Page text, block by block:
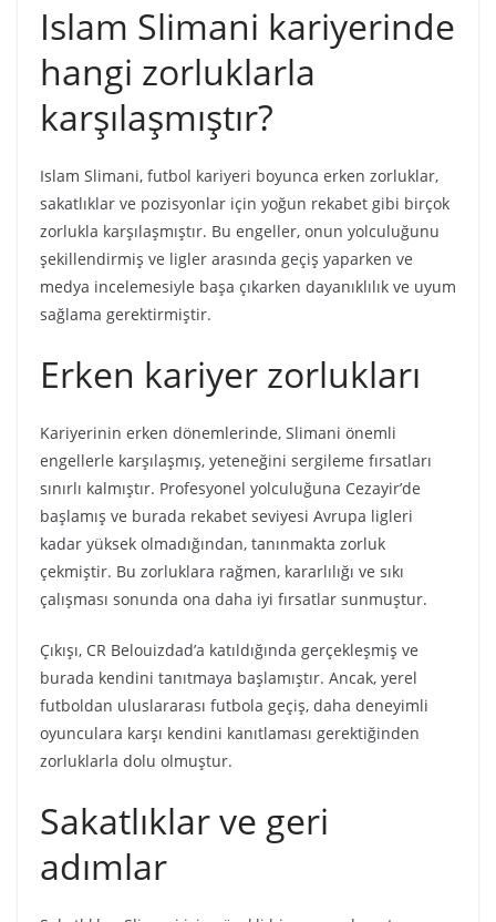
Islam Slimani kariyerinde
hangi zorluklarla
karşılaşmıştır?
Islam Slimani, futbol kariyeri boyunca erken zorluklar,
sakatlıklar ve pozisyonlar için yoğun rekabet gibi birçok
zorlukla karşılaşmıştır. Bu engeller, onun yolculuğunu
şekillendirmiş ve ligler arasında geçiş yaparken ve
medya incelemesiyle başa çıkarken dayanıklılık ve uyum
sağlama gerektirmiştir.
Erken kariyer zorlukları
Kariyerinin erken dönemlerinde, Slimani önemli
engellerle karşılaşmış, yeteneğini sergileme fırsatları
sınırlı kalmıştır. Profesyonel yolculuğuna Cezayir’de
başlamış ve burada rekabet seviyesi Avrupa ligleri
kadar yüksek olmadığından, tanınmakta zorluk
çekmiştir. Bu zorluklara rağmen, kararlılığı ve sıkı
çalışması sonunda ona daha iyi fırsatlar sunmuştur.
Çıkışı, CR Belouizdad’a katıldığında gerçekleşmiş ve
burada kendini tanıtmaya başlamıştır. Ancak, yerel
futboldan uluslararası futbola geçiş, daha deneyimli
oyunculara karşı kendini kanıtlaması gerektiğinden
zorluklarla dolu olmuştur.
Sakatlıklar ve geri
adımlar